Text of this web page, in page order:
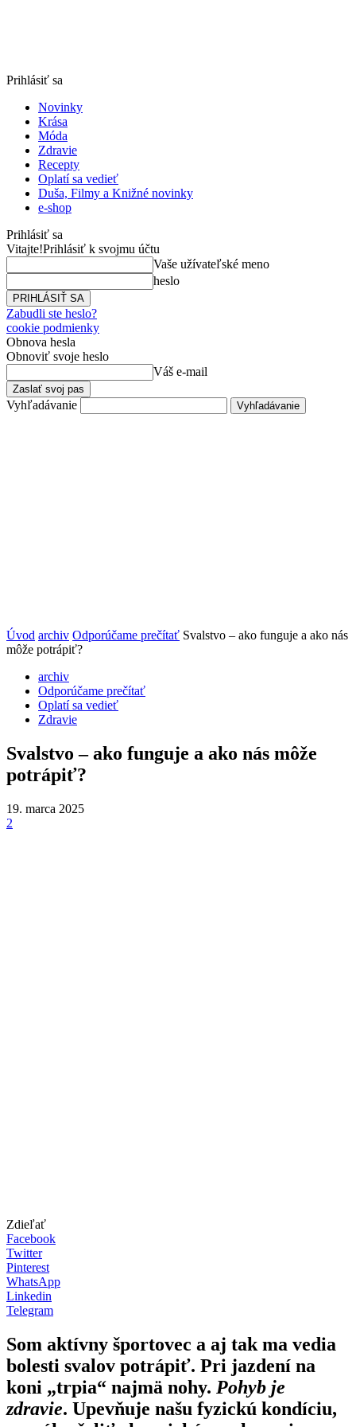
Prihlásiť sa
Novinky
Krása
Móda
Zdravie
Recepty
Oplatí sa vedieť
Duša, Filmy a Knižné novinky
e-shop
Prihlásiť sa
Vitajte!Prihlásiť k svojmu účtu
Vaše užívateľské meno
heslo
Zabudli ste heslo?
cookie podmienky
Obnova hesla
Obnoviť svoje heslo
Váš e-mail
Vyhľadávanie
Úvod archiv Odporúčame prečítať Svalstvo – ako funguje a ako nás
môže potrápiť?
archiv
Odporúčame prečítať
Oplatí sa vedieť
Zdravie
Svalstvo – ako funguje a ako nás môže
potrápiť?
19. marca 2025
2
Zdieľať
Facebook
Twitter
Pinterest
WhatsApp
Linkedin
Telegram
Som aktívny športovec a aj tak ma vedia
bolesti svalov potrápiť. Pri jazdení na
koni „trpia“ najmä nohy. Pohyb je
zdravie. Upevňuje našu fyzickú kondíciu,